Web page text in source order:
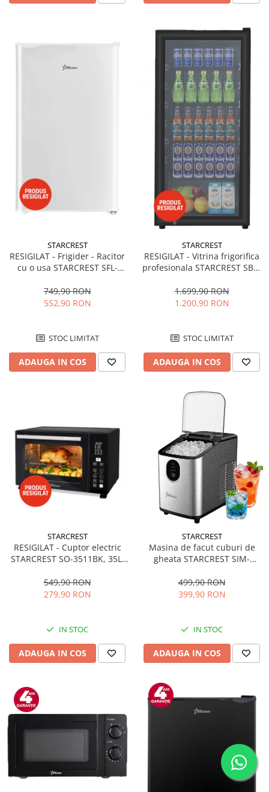
STARCREST
RESIGILAT - Frigider - Racitor
cu o usa STARCREST SFL-
92L, Iluminare interioara,H 83
cm, Alb
749,90 RON
552,90 RON
STOC LIMITAT
ADAUGA IN COS
STARCREST
RESIGILAT - Vitrina frigorifica
profesionala STARCREST SBC-
reglabil, Iluminare LED, H 104
cm, Negru
1.699,90 RON
1.200,90 RON
STOC LIMITAT
ADAUGA IN COS
STARCREST
RESIGILAT - Cuptor electric
STARCREST SO-3511BK, 35L,
Programe predefinite,
Interfata digitala, Negru
549,90 RON
279,90 RON
IN STOC
ADAUGA IN COS
STARCREST
Masina de facut cuburi de
gheata STARCREST SIM-
12Kg/24h, Cos gheata
detasabil, Rezervor apa 0.8 l,
499,90 RON
399,90 RON
IN STOC
ADAUGA IN COS